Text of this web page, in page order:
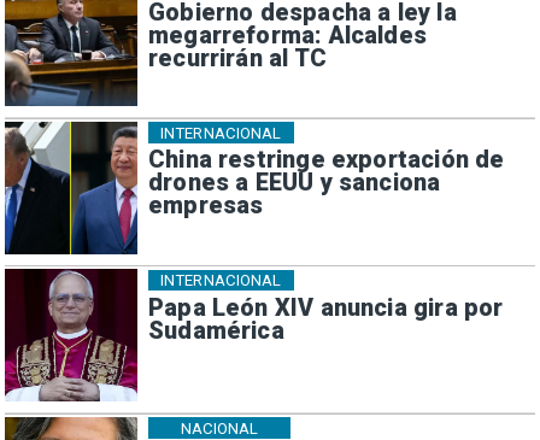
Gobierno despacha a ley la
megarreforma: Alcaldes
recurrirán al TC
China restringe exportación de
drones a EEUU y sanciona
empresas
INTERNACIONAL
Papa León XIV anuncia gira por
Sudamérica
INTERNACIONAL
NACIONAL